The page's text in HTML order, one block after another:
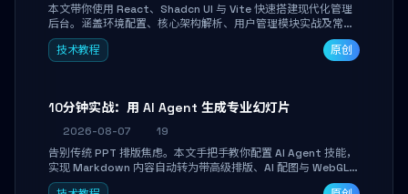
本文带你使用 React、Shadcn UI 与 Vite 快速搭建现代化管理
后台。涵盖环境配置、核心架构解析、用户管理模块实战及常见
踩坑指南。学完即可独立完成仪表盘搭建、组件拼装与主题定
制，满足企业级开发需求。
技术教程 原创
10分钟实战：用 AI Agent 生成专业幻灯片
2026-08-07
19
告别传统 PPT 排版焦虑。本文手把手教你配置 AI Agent 技能，
实现 Markdown 内容自动转为带高级排版、AI 配图与 WebGL
运行时的 HTML 幻灯片。只需专注内容，10 分钟即可产出可投